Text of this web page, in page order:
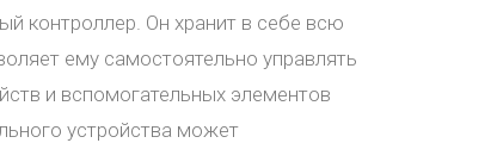
контроллер. Он хранит в себе всю
ему самостоятельно управлять
и вспомогательных элементов
устройства может